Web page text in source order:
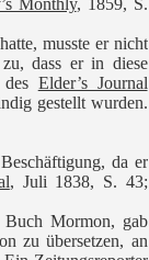
Monthly, 1859, S.
musste er nicht
dass er in diese
Elder’s Journal
gestellt wurden.
da er
, Juli 1838, S. 43;
Mormon, gab
zu übersetzen, an